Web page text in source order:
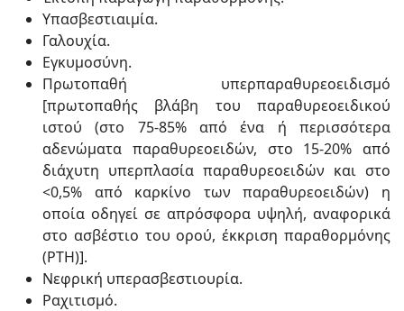
Υπασβεστιαιμία.
Γαλουχία.
Εγκυμοσύνη.
Πρωτοπαθή υπερπαραθυρεοειδισμό
[πρωτοπαθής βλάβη του παραθυρεοειδικού
ιστού (στο 75-85% από ένα ή περισσότερα
αδενώματα παραθυρεοειδών, στο 15-20% από
διάχυτη υπερπλασία παραθυρεοειδών και στο
<0,5% από καρκίνο των παραθυρεοειδών) η
οποία οδηγεί σε απρόσφορα υψηλή, αναφορικά
στο ασβέστιο του ορού, έκκριση παραθορμόνης
(PTH)].
Νεφρική υπερασβεστιουρία.
Ραχιτισμό.